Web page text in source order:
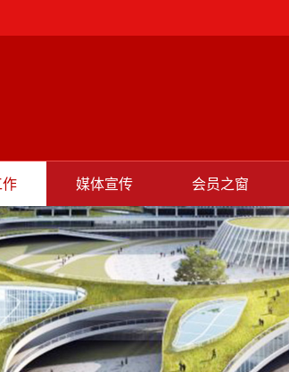
媒体宣传 会员之窗